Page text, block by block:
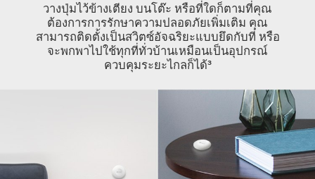
วางปุ่มไว้ข้างเตียง บนโต๊ะ หรือที่ใดก็ตามที่คุณ
ต้องการการรักษาความปลอดภัยเพิ่มเติม คุณ
สามารถติดตั้งเป็นสวิตซ์อัจฉริยะแบบยึดกับที่ หรือ
จะพกพาไปใช้ทุกที่ทั่วบ้านเหมือนเป็นอุปกรณ์
ควบคุมระยะไกลก็ได้³